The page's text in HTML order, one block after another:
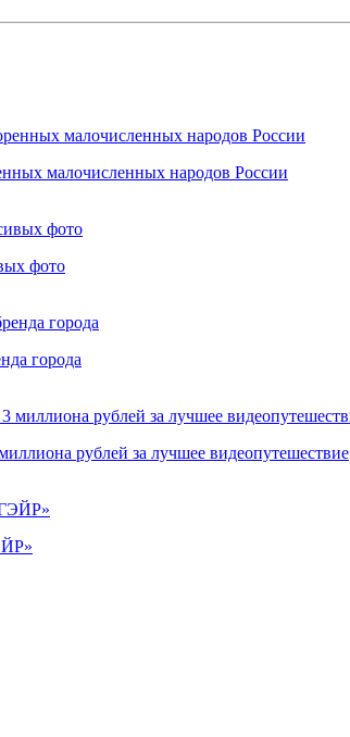
малочисленных народов России
фото
города
рублей за лучшее видеопутешествие